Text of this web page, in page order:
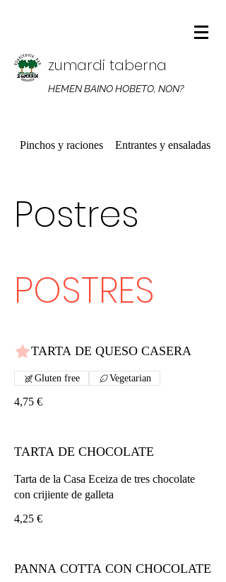
zumardi taberna
HEMEN BAINO HOBETO, NON?
Pinchos y raciones Entrantes y ensaladas
Postres
POSTRES
TARTA DE QUESO CASERA
4,75 €
Gluten free Vegetarian
TARTA DE CHOCOLATE
Tarta de la Casa Eceiza de tres chocolate
con crijiente de galleta
4,25 €
PANNA COTTA CON CHOCOLATE